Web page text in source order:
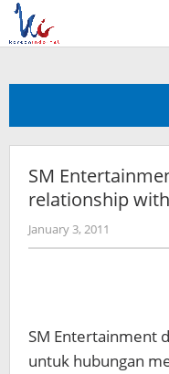
Skip
content
SM
relationship
January 3, 2011
SM Entertainment
untuk hubungan